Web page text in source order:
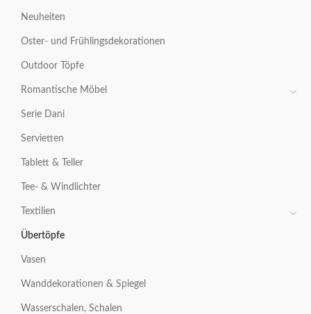
Neuheiten
Oster- und Frühlingsdekorationen
Outdoor Töpfe
Romantische Möbel
Serie Dani
Servietten
Tablett & Teller
Tee- & Windlichter
Textilien
Übertöpfe
Vasen
Wanddekorationen & Spiegel
Wasserschalen, Schalen